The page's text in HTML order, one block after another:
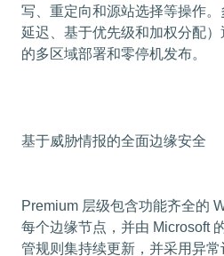
写、重定向和源站选择等操作
延迟、基于优先级和加权分配
的多区域部署和零停机发布。
基于威胁情报的全面边缘安全
Premium 层级包含功能齐全的
每个边缘节点，并由 Microsoft
管规则集持续更新，并采用异